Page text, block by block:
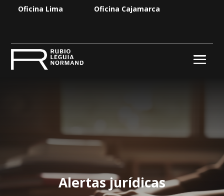
Oficina Lima Oficina Cajamarca
Alertas jurídicas